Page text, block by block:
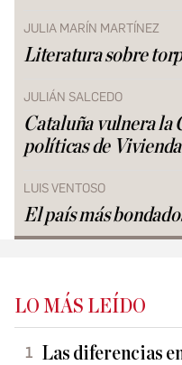
JULIA MARÍN MARTÍNEZ
Literatura sobre
JULIÁN SALCEDO
Cataluña vulnera la
políticas de Vivienda
LUIS VENTOSO
El país más
LO MÁS LEÍDO
Las diferencias